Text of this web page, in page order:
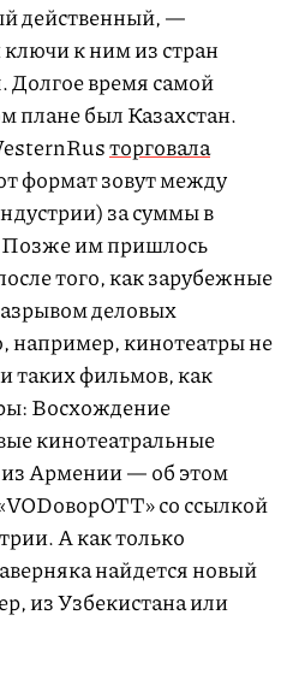
действенный, —
к ним из стран
время самой
плане был Казахстан.
торговала
формат зовут между
за суммы в
Позже им пришлось
того, как зарубежные
деловых
например, кинотеатры не
таких фильмов, как
Восхождение
кинотеатральные
Армении — об этом
со ссылкой
А как только
найдется новый
из Узбекистана или